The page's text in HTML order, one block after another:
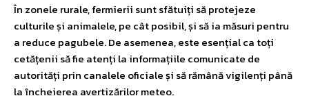
În zonele rurale, fermierii sunt sfătuiți să protejeze
culturile și animalele, pe cât posibil, și să ia măsuri pentru
a reduce pagubele. De asemenea, este esențial ca toți
cetățenii să fie atenți la informațiile comunicate de
autorități prin canalele oficiale și să rămână vigilenți până
la încheierea avertizărilor meteo.